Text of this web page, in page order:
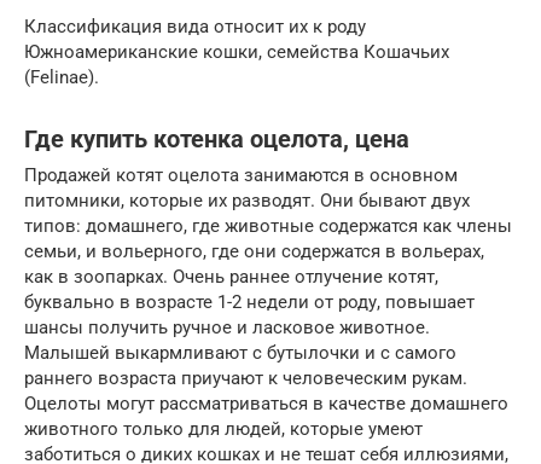
Классификация вида относит их к роду
Южноамериканские кошки, семейства Кошачьих
(Felinae).
Где купить котенка оцелота, цена
Продажей котят оцелота занимаются в основном
питомники, которые их разводят. Они бывают двух
типов: домашнего, где животные содержатся как члены
семьи, и вольерного, где они содержатся в вольерах,
как в зоопарках. Очень раннее отлучение котят,
буквально в возрасте 1-2 недели от роду, повышает
шансы получить ручное и ласковое животное.
Малышей выкармливают с бутылочки и с самого
раннего возраста приучают к человеческим рукам.
Оцелоты могут рассматриваться в качестве домашнего
животного только для людей, которые умеют
заботиться о диких кошках и не тешат себя иллюзиями,